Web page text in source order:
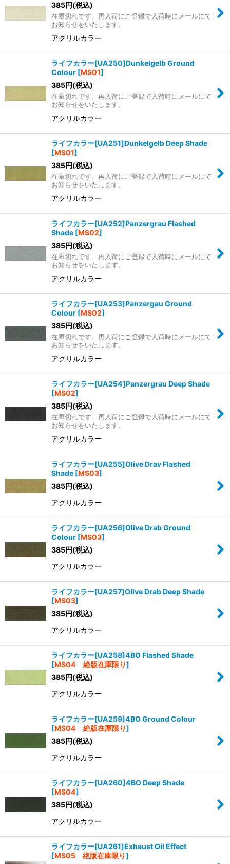
385円(税込)
在庫切れです。再入荷にご登録で入荷時にメールにて
お知らせをいたします。
アクリルカラー
ライフカラー[UA250]Dunkelgelb Ground
Colour [MS01]
385円(税込)
在庫切れです。再入荷にご登録で入荷時にメールにて
お知らせをいたします。
アクリルカラー
ライフカラー[UA251]Dunkelgelb Deep Shade
[MS01]
385円(税込)
在庫切れです。再入荷にご登録で入荷時にメールにて
お知らせをいたします。
アクリルカラー
ライフカラー[UA252]Panzergrau Flashed
Shade [MS02]
385円(税込)
在庫切れです。再入荷にご登録で入荷時にメールにて
お知らせをいたします。
アクリルカラー
ライフカラー[UA253]Panzergau Ground
Colour [MS02]
385円(税込)
在庫切れです。再入荷にご登録で入荷時にメールにて
お知らせをいたします。
アクリルカラー
ライフカラー[UA254]Panzergrau Deep Shade
[MS02]
385円(税込)
在庫切れです。再入荷にご登録で入荷時にメールにて
お知らせをいたします。
アクリルカラー
ライフカラー[UA255]Olive Drav Flashed
Shade [MS03]
385円(税込)
アクリルカラー
ライフカラー[UA256]Olive Drab Ground
Colour [MS03]
385円(税込)
アクリルカラー
ライフカラー[UA257]Olive Drab Deep Shade
[MS03]
385円(税込)
アクリルカラー
ライフカラー[UA258]4BO Flashed Shade
[MS04 絶版在庫限り]
385円(税込)
アクリルカラー
ライフカラー[UA259]4BO Ground Colour
[MS04 絶版在庫限り]
385円(税込)
アクリルカラー
ライフカラー[UA260]4BO Deep Shade
[MS04]
385円(税込)
アクリルカラー
ライフカラー[UA261]Exhaust Oil Effect
[MS05 絶版在庫限り]